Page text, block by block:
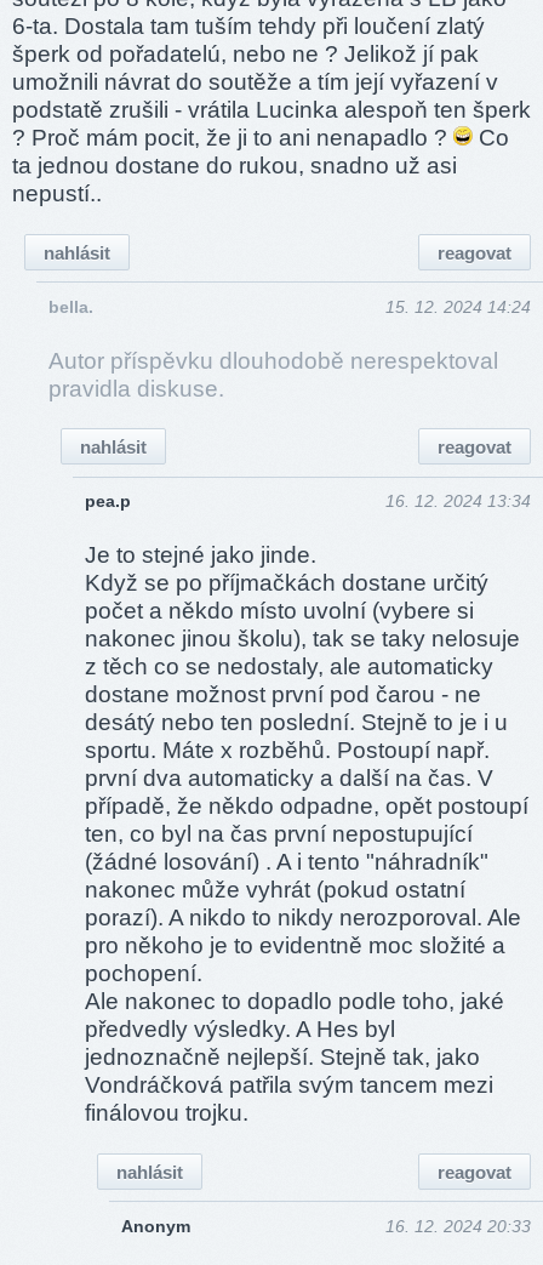
6-ta. Dostala tam tuším tehdy při loučení zlatý
šperk od pořadatelú, nebo ne ? Jelikož jí pak
umožnili návrat do soutěže a tím její vyřazení v
podstatě zrušili - vrátila Lucinka alespoň ten šperk
? Proč mám pocit, že ji to ani nenapadlo ?
Co
ta jednou dostane do rukou, snadno už asi
nepustí..
reagovat
nahlásit
bella. 15. 12. 2024 14:24
Autor příspěvku dlouhodobě nerespektoval
pravidla diskuse.
reagovat
nahlásit
pea.p 16. 12. 2024 13:34
Je to stejné jako jinde.
Když se po příjmačkách dostane určitý
počet a někdo místo uvolní (vybere si
nakonec jinou školu), tak se taky nelosuje
z těch co se nedostaly, ale automaticky
dostane možnost první pod čarou - ne
desátý nebo ten poslední. Stejně to je i u
sportu. Máte x rozběhů. Postoupí např.
první dva automaticky a další na čas. V
případě, že někdo odpadne, opět postoupí
ten, co byl na čas první nepostupující
(žádné losování) . A i tento "náhradník"
nakonec může vyhrát (pokud ostatní
porazí). A nikdo to nikdy nerozporoval. Ale
pro někoho je to evidentně moc složité a
pochopení.
Ale nakonec to dopadlo podle toho, jaké
předvedly výsledky. A Hes byl
jednoznačně nejlepší. Stejně tak, jako
Vondráčková patřila svým tancem mezi
finálovou trojku.
reagovat
nahlásit
Anonym 16. 12. 2024 20:33